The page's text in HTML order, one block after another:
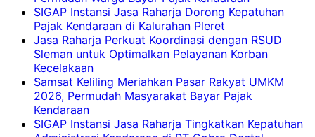
SIGAP Instansi Jasa Raharja Dorong Kepatuhan
Pajak Kendaraan di Kalurahan Pleret
Jasa Raharja Perkuat Koordinasi dengan RSUD
Sleman untuk Optimalkan Pelayanan Korban
Kecelakaan
Samsat Keliling Meriahkan Pasar Rakyat UMKM
2026, Permudah Masyarakat Bayar Pajak
Kendaraan
SIGAP Instansi Jasa Raharja Tingkatkan Kepatuhan